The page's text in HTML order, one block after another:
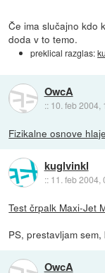
Če ima slučajno kdo
doda v to temo.
preklical razglas:
OwcA
:: 10. feb 2004,
Fizikalne osnove
kuglvinkl
:: 11. feb 2004,
Test črpalk Maxi-Jet
PS, prestavljam
OwcA